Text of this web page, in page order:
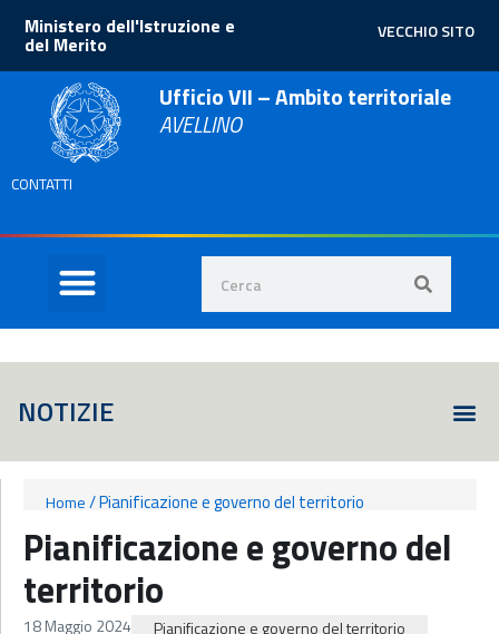
VECCHIO SITO
Ministero dell'Istruzione e
del Merito
Ufficio VII – Ambito territoriale
AVELLINO
CONTATTI
NOTIZIE
Home/Pianificazione e governo del territorio
Pianificazione e governo del
territorio
18 Maggio 2024 Pianificazione e governo del territorio